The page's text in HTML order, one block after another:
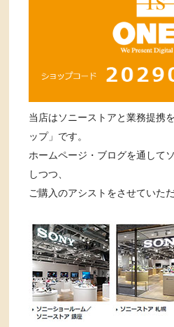
当店はソニーストアと業務提携
ップ」です。
ホームページ・ブログを通して
しつつ、
ご購入のアシストをさせていた